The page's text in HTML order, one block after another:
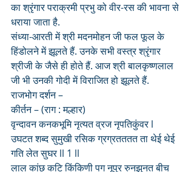
का श्रृंगार पराक्रमी प्रभु को वीर-रस की भावना से
धराया जाता है.
संध्या-आरती में श्री मदनमोहन जी फल फूल के
हिंडोलने में झूलते हैं. उनके सभी वस्त्र श्रृंगार
श्रीजी के जैसे ही होते हैं. आज श्री बालकृष्णलाल
जी भी उनकी गोदी में विराजित हो झूलते हैं.
राजभोग दर्शन –
कीर्तन – (राग : मल्हार)
वृन्दावन कनकभूमि नृत्यत व्रज नृपतिकुंवर l
उघटत शब्द सुमुखी रसिक ग्रग्रतततत ता थेई थेई
गति लेत सुघर ll 1 ll
लाल कांछ कटि किंकिणी पग नूपुर रुनझुनत बीच